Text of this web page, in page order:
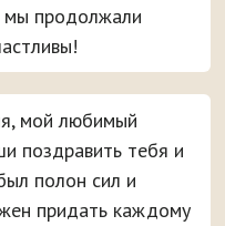
мы продолжали
мой любимый
поздравить тебя и
полон сил и
придать каждому